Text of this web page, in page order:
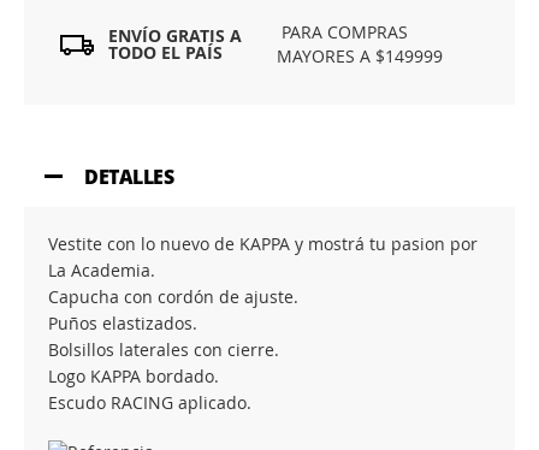
ENVÍO GRATIS A
TODO EL PAÍS
PARA COMPRAS
MAYORES A $149999
DETALLES
Vestite con lo nuevo de KAPPA y mostrá tu pasion por
La Academia.
Capucha con cordón de ajuste.
Puños elastizados.
Bolsillos laterales con cierre.
Logo KAPPA bordado.
Escudo RACING aplicado.